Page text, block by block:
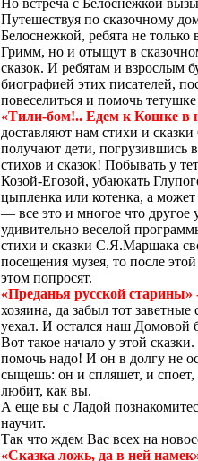
Путешествуя по сказочному
Белоснежкой, ребята не
Гримм, но и отыщут в
сказок. И ребятам и взрослым
биографией этих писателей,
повеселиться и помочь
«Тили-бом!.. Едем к Кошке в
доставляют нам стихи и
получают дети, погрузившись
стихов и сказок! Побывать у
Козой-Егозой, убаюкать
цыпленка или котенка, а
— все это и многое что другое
удивительно веселой
стихи и сказки С.Я.Маршака
посещения музея, то после
этом попросят.
«Преданья русской
хозяина, да забыл тот
уехал. И остался наш Домовой
Вот такое начало у этой
помочь надо! И он в долгу не
сыщешь: он и спляшет, и
любит, как вы.
А еще вы с Ладой
научит.
Так что ждем Вас всех на
«Сказка ложь, да в ней